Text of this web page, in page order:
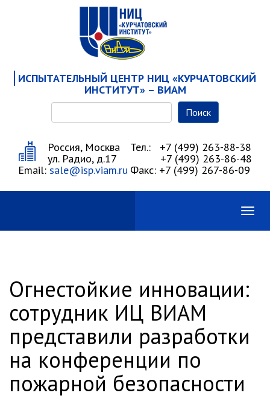
ИСПЫТАТЕЛЬНЫЙ ЦЕНТР НИЦ «КУРЧАТОВСКИЙ
ИНСТИТУТ» – ВИАМ
Россия, Москва
ул. Радио, д.17
Email: sale@isp.viam.ru
Тел.: +7 (499) 263-88-38
+7 (499) 263-86-48
Факс: +7 (499) 267-86-09
navigation
Огнестойкие инновации:
сотрудник ИЦ ВИАМ
представили разработки
на конференции по
пожарной безопасности